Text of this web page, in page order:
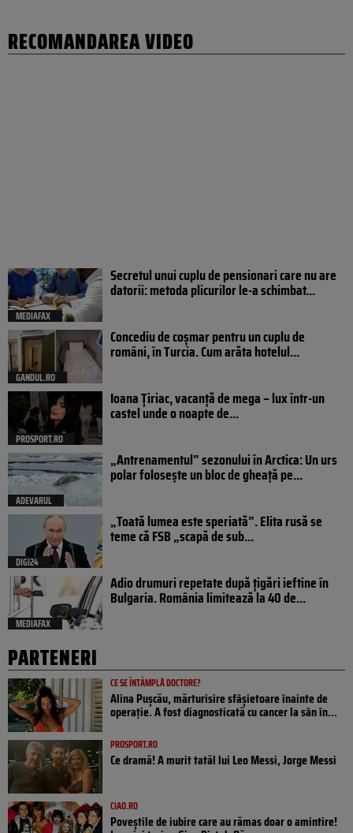
RECOMANDAREA VIDEO
MEDIAFAX
Secretul unui cuplu de pensionari care nu are
datorii: metoda plicurilor le-a schimbat...
GANDUL.RO
Concediu de coșmar pentru un cuplu de
români, în Turcia. Cum arăta hotelul...
PROSPORT.RO
Ioana Țiriac, vacanță de mega – lux într-un
castel unde o noapte de...
ADEVARUL
„Antrenamentul” sezonului în Arctica: Un urs
polar folosește un bloc de gheață pe...
DIGI24
„Toată lumea este speriată”. Elita rusă se
teme că FSB „scapă de sub...
MEDIAFAX
Adio drumuri repetate după țigări ieftine în
Bulgaria. România limitează la 40 de...
PARTENERI
CE SE ÎNTÂMPLĂ DOCTORE?
Alina Pușcău, mărturisire sfâșietoare înainte de
operație. A fost diagnosticată cu cancer la sân în...
PROSPORT.RO
Ce dramă! A murit tatăl lui Leo Messi, Jorge Messi
CIAO.RO
Poveştile de iubire care au rămas doar o amintire!